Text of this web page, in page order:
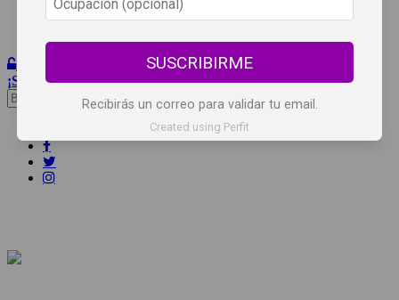
¡Suscribete! BeneficiosWiP
Buscar:
SUSCRIBIRME
Recibirás un correo para validar tu email.
Created using Perfit